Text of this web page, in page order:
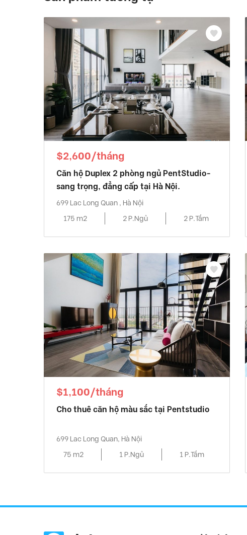
$2,600/tháng
Căn hộ Duplex 2 phòng ngủ PentStudio-
sang trọng, đẳng cấp tại Hà Nội.
699 Lac Long Quan , Hà Nội
175 m2
2 P.Ngủ 2 P.Tắm
$1,100/tháng
Cho thuê căn hộ màu sắc tại Pentstudio
699 Lac Long Quan, Hà Nội
75 m2
1 P.Ngủ 1 P.Tắm